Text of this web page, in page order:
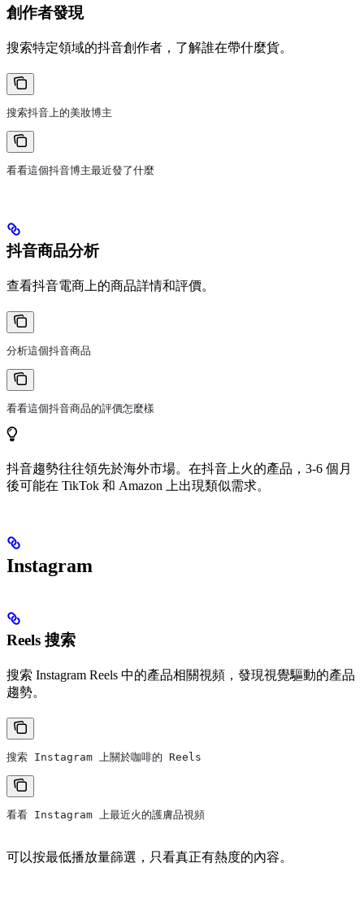
創作者發現
搜索特定領域的抖音創作者，了解誰在帶什麼貨。
搜索抖音上的美妝博主
看看這個抖音博主最近發了什麼
抖音商品分析
查看抖音電商上的商品詳情和評價。
分析這個抖音商品
看看這個抖音商品的評價怎麼樣
抖音趨勢往往領先於海外市場。在抖音上火的產品，3-6 個月
後可能在 TikTok 和 Amazon 上出現類似需求。
Instagram
Reels 搜索
搜索 Instagram Reels 中的產品相關視頻，發現視覺驅動的產品
趨勢。
搜索 Instagram 上關於咖啡的 Reels
看看 Instagram 上最近火的護膚品視頻
可以按最低播放量篩選，只看真正有熱度的內容。